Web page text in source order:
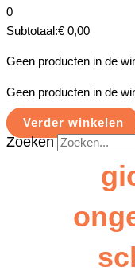
0
Subtotaal:€ 0,00
Geen producten in de
Geen producten in de
Verder winkelen
Zoeken